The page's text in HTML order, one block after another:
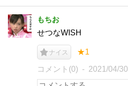
もちお
せつなWISH
ナイス ★1
コメント(0) 2021/04/30